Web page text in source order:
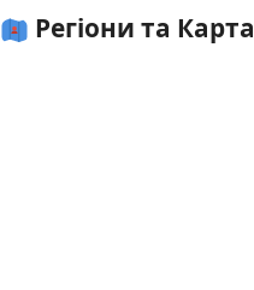
Регіони та Карта